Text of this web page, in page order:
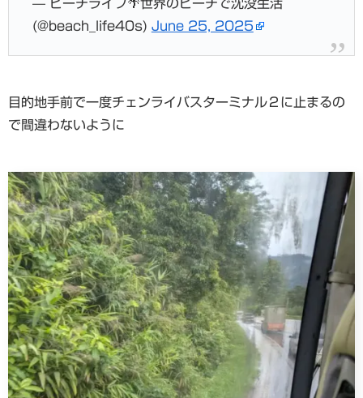
— ビーチライフ🌴世界のビーチで沈没生活
(@beach_life40s) June 25, 2025
目的地手前で一度チェンライバスターミナル２に止まるの
で間違わないように